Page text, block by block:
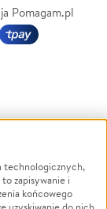
Pomagam.pl
Powódź
technologicznych,
zapisywanie i
końcowego